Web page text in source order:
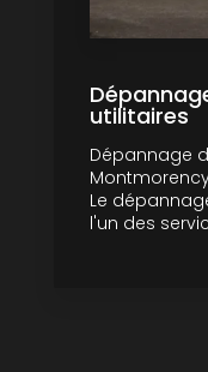
utilitaires
Dépannage
Le
l'un des